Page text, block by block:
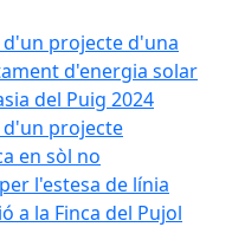
projecte d'una
d'energia solar
del Puig 2024
projecte
en sòl no
l'estesa de línia
a la Finca del Pujol